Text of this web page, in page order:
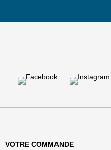
VOTRE COMMANDE